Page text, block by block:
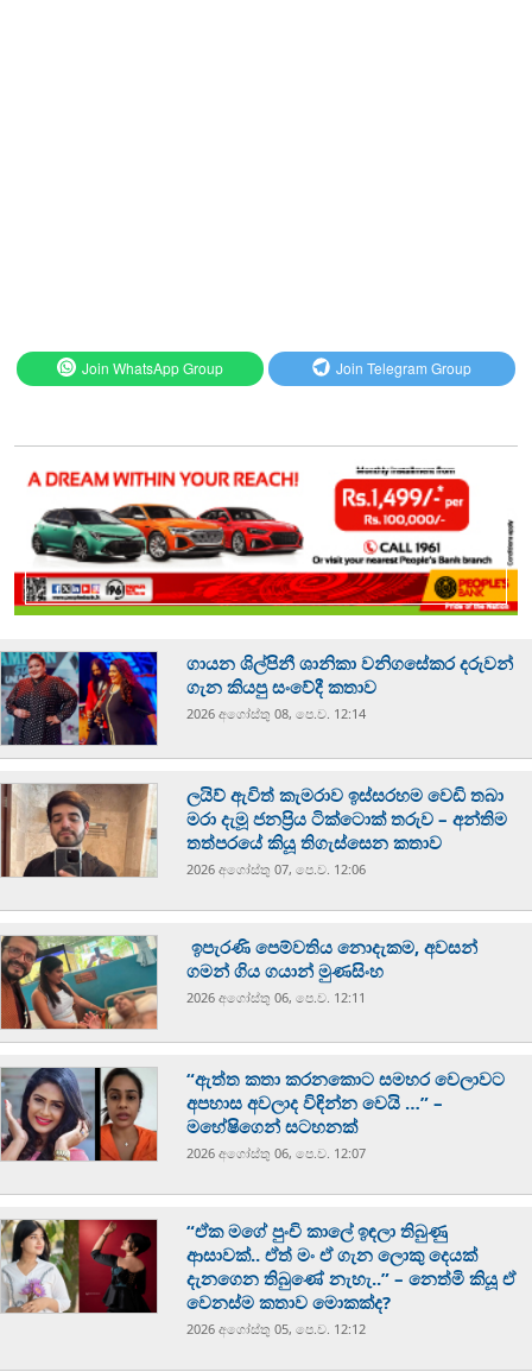
Join WhatsApp Group Join Telegram Group
ගායන ශිල්පිනී ශානිකා වනිගසේකර දරුවන්
ගැන කියපු සංවේදී කතාව
2026 අගෝස්‍තු 08, පෙ.ව. 12:14
ලයිව් ඇවිත් කැමරාව ඉස්සරහම වෙඩි තබා
මරා දැමූ ජනප්‍රිය ටික්ටොක් තරුව – අන්තිම
තත්පරයේ කියූ තිගැස්සෙන කතාව
2026 අගෝස්‍තු 07, පෙ.ව. 12:06
ඉපැරණි පෙම්වතිය නොදැකම, අවසන්
ගමන් ගිය ගයාන් මුණසිංහ
2026 අගෝස්‍තු 06, පෙ.ව. 12:11
“ඇත්ත කතා කරනකොට සමහර වෙලාවට
අපහාස අවලාද විඳින්න වෙයි …” –
මහේෂිගෙන් සටහනක්
2026 අගෝස්‍තු 06, පෙ.ව. 12:07
“ඒක මගේ පුංචි කාලේ ඉඳලා තිබුණු
ආසාවක්.. ඒත් මං ඒ ගැන ලොකු දෙයක්
දැනගෙන තිබුණේ නැහැ..” – නෙත්මි කියූ ඒ
වෙනස්ම කතාව මොකක්ද?
2026 අගෝස්‍තු 05, පෙ.ව. 12:12